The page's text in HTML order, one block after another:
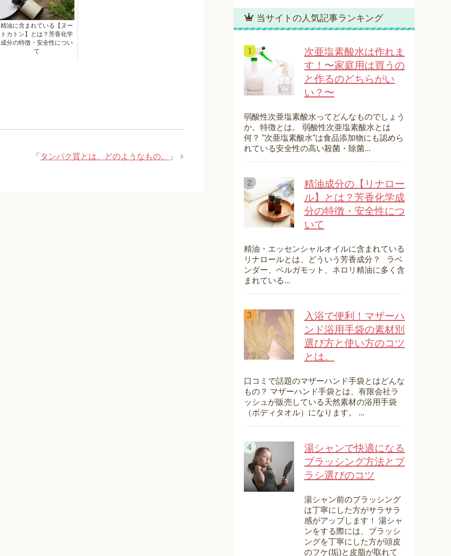
精油に含まれている【ヌー
トカトン】とは？芳香化学
成分の特徴・安全性につい
て
「 タンパク質とは、どのようなもの。 」
当サイトの人気記事ランキング
次亜塩素酸水は作れま
す！〜家庭用は買うの
と作るのどちらがい
い？〜
弱酸性次亜塩素酸水ってどんなものでしょう
か。特徴とは。 弱酸性次亜塩素酸水とは
何？ ”次亜塩素酸水”は食品添加物にも認めら
れている安全性の高い殺菌・除菌...
精油成分の【リナロー
ル】とは？芳香化学成
分の特徴・安全性につ
いて
精油・エッセンシャルオイルに含まれている
リナロールとは、どういう芳香成分？ ラベ
ンダー、ベルガモット、ネロリ精油に多く含
まれている...
入浴で便利！マザーハ
ンド浴用手袋の素材別
選び方と使い方のコツ
とは。
口コミで話題のマザーハンド手袋とはどんな
もの？ マザーハンド手袋とは、有限会社ラ
ッシュが販売している天然素材の浴用手袋
（ボディタオル）になります。 ...
湯シャンで快適になる
ブラッシング方法とブ
ラシ選びのコツ
湯シャン前のブラッシング
は丁寧にした方がサラサラ
感がアップします！ 湯シャ
ンをする際には、ブラッシ
ングを丁寧にした方が頭皮
のフケ(垢)と皮脂が取れて